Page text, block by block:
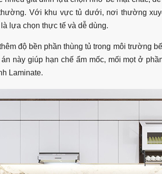
Với khu vực tủ dưới, nơi thường
lựa chọn thực tế và dễ dùng.
độ bền phần thùng tủ trong môi trường
này giúp hạn chế ẩm mốc, mối mọt ở
Laminate.